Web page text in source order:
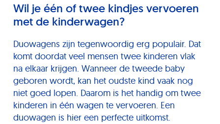
Wil je één of twee kindjes vervoeren
met de kinderwagen?
Duowagens zijn tegenwoordig erg populair. Dat
komt doordat veel mensen twee kinderen vlak
na elkaar krijgen. Wanneer de tweede baby
geboren wordt, kan het oudste kind vaak nog
niet goed lopen. Daarom is het handig om twee
kinderen in één wagen te vervoeren. Een
duowagen is hier een perfecte uitkomst.